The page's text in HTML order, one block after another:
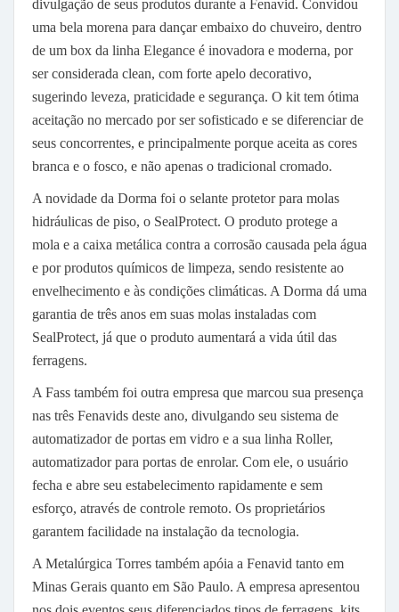
divulgação de seus produtos durante a Fenavid. Convidou
uma bela morena para dançar embaixo do chuveiro, dentro
de um box da linha Elegance é inovadora e moderna, por
ser considerada clean, com forte apelo decorativo,
sugerindo leveza, praticidade e segurança. O kit tem ótima
aceitação no mercado por ser sofisticado e se diferenciar de
seus concorrentes, e principalmente porque aceita as cores
branca e o fosco, e não apenas o tradicional cromado.
A novidade da Dorma foi o selante protetor para molas
hidráulicas de piso, o SealProtect. O produto protege a
mola e a caixa metálica contra a corrosão causada pela água
e por produtos químicos de limpeza, sendo resistente ao
envelhecimento e às condições climáticas. A Dorma dá uma
garantia de três anos em suas molas instaladas com
SealProtect, já que o produto aumentará a vida útil das
ferragens.
A Fass também foi outra empresa que marcou sua presença
nas três Fenavids deste ano, divulgando seu sistema de
automatizador de portas em vidro e a sua linha Roller,
automatizador para portas de enrolar. Com ele, o usuário
fecha e abre seu estabelecimento rapidamente e sem
esforço, através de controle remoto. Os proprietários
garantem facilidade na instalação da tecnologia.
A Metalúrgica Torres também apóia a Fenavid tanto em
Minas Gerais quanto em São Paulo. A empresa apresentou